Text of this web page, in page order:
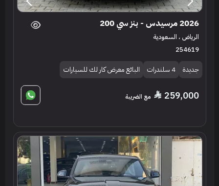
2026 مرسيدس - بنز سي 200
الرياض ، السعودية
254619
جديدة 4 سلندرات البائع معرض كار لك للسيارات
259,000 مع الضريبة